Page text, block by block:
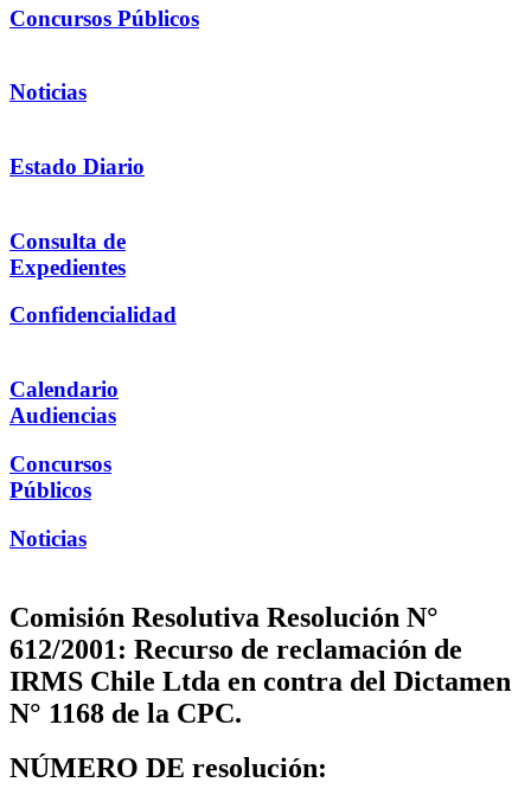
Concursos Públicos
Noticias
Estado Diario
Consulta de
Expedientes
Confidencialidad
Calendario
Audiencias
Concursos
Públicos
Noticias
Comisión Resolutiva Resolución N°
612/2001: Recurso de reclamación de
IRMS Chile Ltda en contra del Dictamen
N° 1168 de la CPC.
NÚMERO DE resolución: